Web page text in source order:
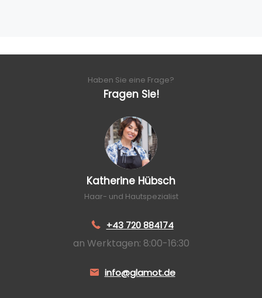
Haben Sie eine Frage?
Fragen Sie!
Katherine Hübsch
Haar- und Hautspezialist
+43 720 884174
an Werktagen: 8:00-16:30
info@glamot.de